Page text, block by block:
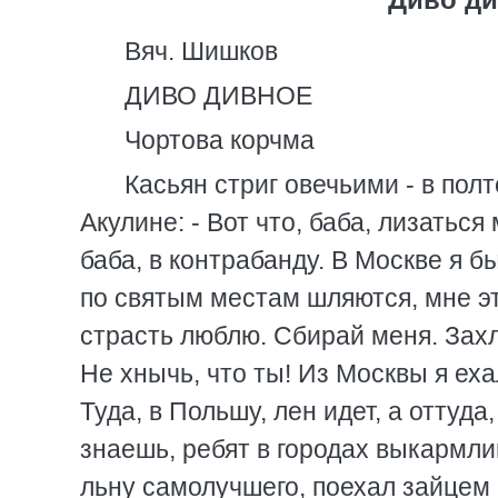
Вяч. Шишков
ДИВО ДИВНОЕ
Чортова корчма
Касьян стриг овечьими - в полтора аршина - ножницами когти на ногах, хрипел Акулине: - Вот что, баба, лизаться мне с тобой, как с рыбиной, некогда. Пойду я, баба, в контрабанду. В Москве я был на выставке, а в контрабанде не был. Другие по святым местам шляются, мне это ни к чему, себе убыток, а патишествовать я страсть люблю. Сбирай меня. Захлюпала, засморкалась баба, руки затряслись. - Не хнычь, что ты! Из Москвы я ехал, в вагоне с человеком настоящим встретился. Туда, в Польшу, лен идет, а оттуда, через границу, резиновые титьки волокут; знаешь, ребят в городах выкармливать. Обогатит тебя, - говорит. Забрал Касьян льну самолучшего, поехал зайцем к Польше. Ехать неудобно: и под лавкой лежал, - какой-то обормот в нос каблуком заехал, - и на крыше, и на подножке перегона три висел, едва под колесья не попал, и был факт - по скуле кулаком наотмашь, больше часу челюсть сшевеленная была. Однако, на пятый день прибыл Касьян в самый аккурат, и главная суть - без копеечки, дарма, потому такция на железной дороге... благодарю покорно. Приехал - целые сутки возле корчмы на сеновале дрых: отлежался, пощупал скулу, пощупал переносицу - ничего, в плепорцию - и пошел в корчму чаи гонять. Корчма низенькая, вся прокисшая, как простокваша, под потолком лампочка чадит. Ах, хорошо, чудесно, народу - страсть: все паны да евреи, есть и русские, но не такие, как Касьян... Ку-уда! Так, одно званье, что Рассея. Даже драки нет. Одно слово, ерунда. Эх, разве дернуть и Касьяну самогонки. А что такое? Касьян свое вернет. - Слушай, как тебя! Дамочка приятная, - поманил он жирную черноокую хозяйку. - А дай ты мне на размер души в крепкую плепорцию. Денег у меня нет, подарю я тебе експорт называется. На! Взяла хозяйка пучечек льна чудесного, заколыхалась естеством, пошла, и - секунд в секунд: - Кушайте, пан, на здоровье! Угощайтесь. Хлобыстнул Касьян стакашек, и другой, и третий. Вдруг с души очень потянуло, и стало голову, как у барана, обносить. Что же это, а? Подошел к нему человечишко, кобелек не кобелек - лисица. - Тут, - говорит, - примесь, папаша, наворочена: для пущей крепости на табаке варят. - Я понимаю, - сказал Касьян. - Я сто разов здесь бывывал, всех жуликов в личность знаю. Проходи, кормилец, - и со стула пересел для верности на изрядный тючок собственного льна. А человечишко тоже возле Касьяна на корточки, и морда у него лисья, острая, нюхтит: так бы и долбанул ему в очки. - Вы, папаша, гусь? - спросил лисенок. - Сам ты гусь лапчатый. Я - Касьян, хрестьянин. За границу патишествую по своим делам. - Хи-хи-хи... Я про то и говорю: за границу полетишь? - Пошто лететь. Иропланщик, что-ли, я? Я завсегда через канаву чохом действую. Прыг - и за границей... А в голове у Касьяна гулы идут, а гвалт в корчме все веселей, все толще. Эх, вскочить, да сорвать с хозяйки красненькое платьишко, уж очень, понимаешь, телеса сдобны, физкультура называется. - Врешь! Не смущай, лисья твоя морда. У меня своя баба есть, женский пол... Молчи! - Что ты, папаша, я молчу, я не говорю... Это ты сам кричишь, - схихикал лисенок и очками поблестел. Глядит Касьян - над очками рожки лезут. "Чорт с ним, наплевать", - подумал Касьян: - "в случае неприятности - крестом окщусь." А тот окаянный ближе, ближе, того гляди, прыгнет в самый рот. Рыгнул Касьян, стиснул крепко зубы. - Там речка, - дышит очкастый Касьяну в лоб. - Речку переплывешь, тут тебе и Польша. - Не учи, - чрез зажатый рот прогнусил мужик, а сам вцепился горстями в лен, сидит, как гвоздь в стене. - А через канавку, папаша, не советую, - мяукает лисенок и рогом норовит боднуть Касьяна в бороду. - Один самоход из Польши шел с товаром, перекрестился, да через канаву прыг. А насупротив него солдат оказался со штыком. Закричал солдат: "Врешь, погоди молиться-то!". Сгребли, потащили мужика. Открыл глаза Касьян - нет лисенка. А